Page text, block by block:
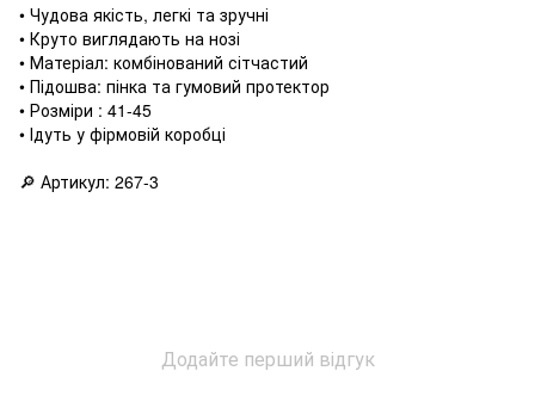
• Чудова якість, легкі та зручні
• Круто виглядають на нозі
• Матеріал: комбінований сітчастий
• Підошва: пінка та гумовий протектор
• Розміри : 41-45
• Ідуть у фірмовій коробці
🔎 Артикул: 267-3
Додайте перший відгук